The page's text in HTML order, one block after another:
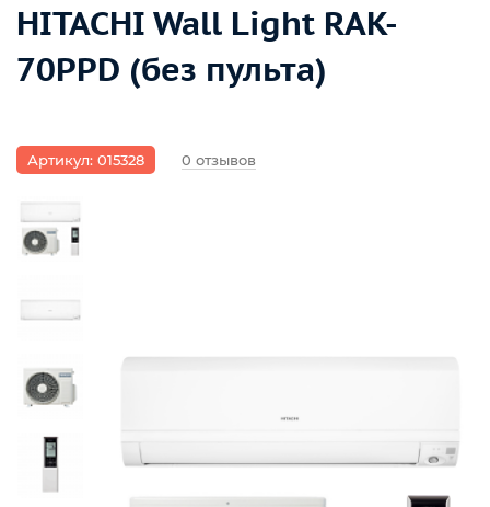
HITACHI Wall Light RAK-
70PPD (без пульта)
Артикул: 015328 0 отзывов